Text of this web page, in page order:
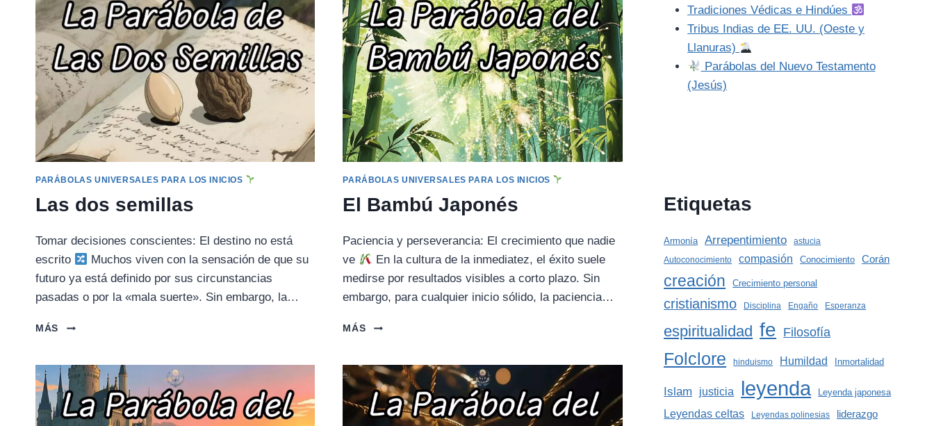
PESADA
PARÁBOLAS UNIVERSALES PARA LOS INICIOS
Las dos semillas
Tomar decisiones conscientes: El destino no está
escrito
Muchos viven con la sensación de que su
futuro ya está definido por sus circunstancias
pasadas o por la «mala suerte». Sin embargo, la…
MÁS
LAS
PARÁBOLAS UNIVERSALES PARA LOS INICIOS
El Bambú Japonés
Paciencia y perseverancia: El crecimiento que nadie
ve
En la cultura de la inmediatez, el éxito suele
medirse por resultados visibles a corto plazo. Sin
embargo, para cualquier inicio sólido, la paciencia…
MÁS
EL
Tradiciones Védicas e Hindúes
Tribus Indias de EE. UU. (Oeste y
Llanuras)
Parábolas del Nuevo Testamento
(Jesús)
Etiquetas
Armonía Arrepentimiento
astucia
Autoconocimiento
compasión Conocimiento Corán
creación Crecimiento personal
cristianismo Disciplina Engaño Esperanza
espiritualidad fe Filosofía
Folclore hinduismo Humildad Inmortalidad
Islam justicia leyenda Leyenda japonesa
Leyendas celtas Leyendas polinesias liderazgo